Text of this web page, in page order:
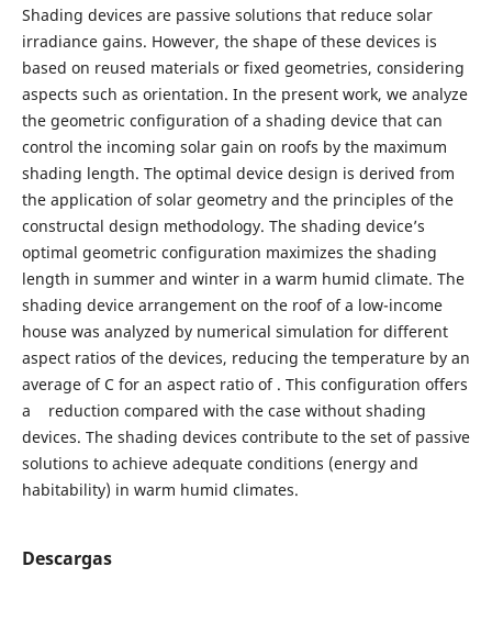
Shading devices are passive solutions that reduce solar
irradiance gains. However, the shape of these devices is
based on reused materials or fixed geometries, considering
aspects such as orientation. In the present work, we analyze
the geometric configuration of a shading device that can
control the incoming solar gain on roofs by the maximum
shading length. The optimal device design is derived from
the application of solar geometry and the principles of the
constructal design methodology. The shading device’s
optimal geometric configuration maximizes the shading
length in summer and winter in a warm humid climate. The
shading device arrangement on the roof of a low-income
house was analyzed by numerical simulation for different
aspect ratios of the devices, reducing the temperature by an
average of C for an aspect ratio of . This configuration offers
a reduction compared with the case without shading
devices. The shading devices contribute to the set of passive
solutions to achieve adequate conditions (energy and
habitability) in warm humid climates.
Descargas